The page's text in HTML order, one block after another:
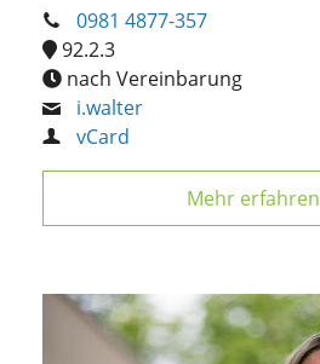
0981 4877-357
92.2.3
nach Vereinbarung
i.walter
vCard
Mehr erfahren